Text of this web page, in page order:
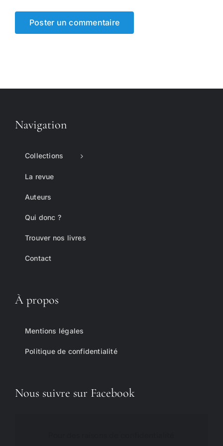
Navigation
Collections
La revue
Auteurs
Qui donc ?
Trouver nos livres
Contact
À propos
Mentions légales
Politique de confidentialité
Nous suivre sur Facebook